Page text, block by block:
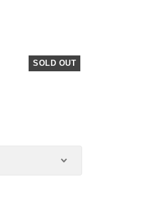
SOLD OUT